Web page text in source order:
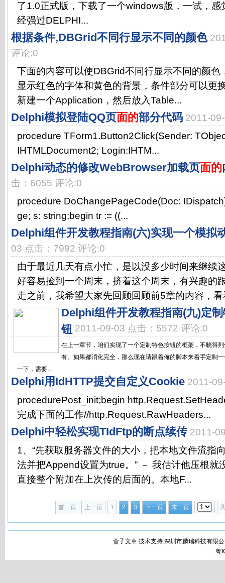
了1.0正式版，下载了一个windows版，一试，感
经强过DELPHI...
根据条件,DBGrid不同行显示不同的颜色
评论:0
下面的内容可以使DBGrid不同行显示不同的颜色
显示红色的字体和黄色的背景，条件部分可以更
新建一个Application，然后放入Table...
Delphi模拟登陆QQ页面的部分代码 2011-
procedure TForm1.Button2Click(Sender:
IHTMLDocument2; Login:IHTM...
Delphi动态的修改WebBrowser加载页面的
击：6055 评论:0
procedure DoChangePageCode(Doc:
ge; s: string;begin tr := ((...
Delphi组件开发教程指南(六)实现一个模拟
03 点击：7992 评论:0
由于最近几天有点小忙，是以没多少时间来继续
好容易捡到一个周末，挤着这个周末，有兴趣的
走之前，我希望大家先回顾回顾前5章的内容，
Delphi组件开发教程指南(九)定
钮 2011-09-03 点击：5572 评论:0
在上一章节，咱们实现了一个定制特色按钮的框架，不晓得
有。如果都消化完全，那么现在请跟着俺的脚本来着手定制
一下，需要...
Delphi用IdHTTP提交自定义Cookie 2011-
procedurePost_init;begin
完成下面的工作//http.Request.RawHeaders...
Delphi中轻松实现TIdFtp的断点续传 2011-
1、“先获取服务器文件的大小，把本地文件流指
法并把Append设置为true。” － 我估计他压根就
直接整个附加在上次传的后面的。本地F...
首 页 上一页 1 2 3 下一页 末 页
盒子文章 技术支持:深圳市麟瑞科技有限
粤